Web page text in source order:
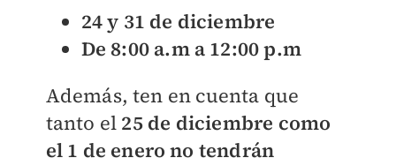
24 y 31 de diciembre
De 8:00 a.m a 12:00 p.m
Además, ten en cuenta que
tanto el 25 de diciembre como
el 1 de enero no tendrán